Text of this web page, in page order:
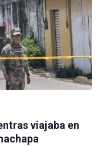
viajaba en